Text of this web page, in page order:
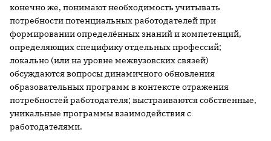
конечно же, понимают необходимость учитывать
потребности потенциальных работодателей при
формировании определённых знаний и компетенций,
определяющих специфику отдельных профессий;
локально (или на уровне межвузовских связей)
обсуждаются вопросы динамичного обновления
образовательных программ в контексте отражения
потребностей работодателя; выстраиваются собственные,
уникальные программы взаимодействия с
работодателями.